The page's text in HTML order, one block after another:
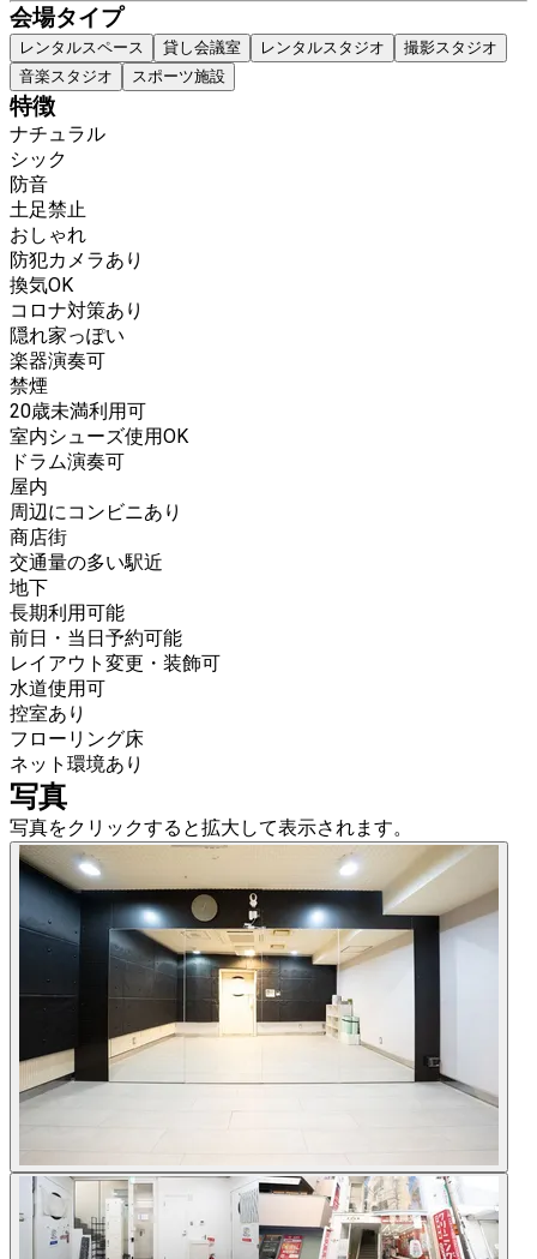
会場タイプ
レンタルスペース 貸し会議室 レンタルスタジオ
撮影スタジオ
音楽スタジオ
スポーツ施設
特徴
ナチュラル
シック
防音
土足禁止
おしゃれ
防犯カメラあり
換気OK
コロナ対策あり
隠れ家っぽい
楽器演奏可
禁煙
20歳未満利用可
室内シューズ使用OK
ドラム演奏可
屋内
周辺にコンビニあり
商店街
交通量の多い駅近
地下
長期利用可能
前日・当日予約可能
レイアウト変更・装飾可
水道使用可
控室あり
フローリング床
ネット環境あり
写真
写真をクリックすると拡大して表示されます。